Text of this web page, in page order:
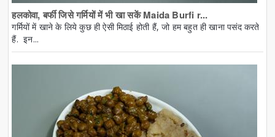
हलकोवा, बर्फी जिसे गर्मियों में भी खा सकें Maida Burfi r...
गर्मियों में खाने के लिये कुछ ही ऐसी मिठाई होती हैं, जो हम बहुत ही खाना पसंद करते
हैं. इन...